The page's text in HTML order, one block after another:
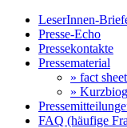
LeserInnen-
Presse-Echo
Pressekontakte
Pressematerial
» fact
»
FAQ (häufige